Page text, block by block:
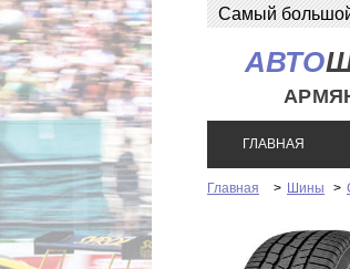
Самый большой
АВТО
ГЛАВНАЯ
Главная > Шины >